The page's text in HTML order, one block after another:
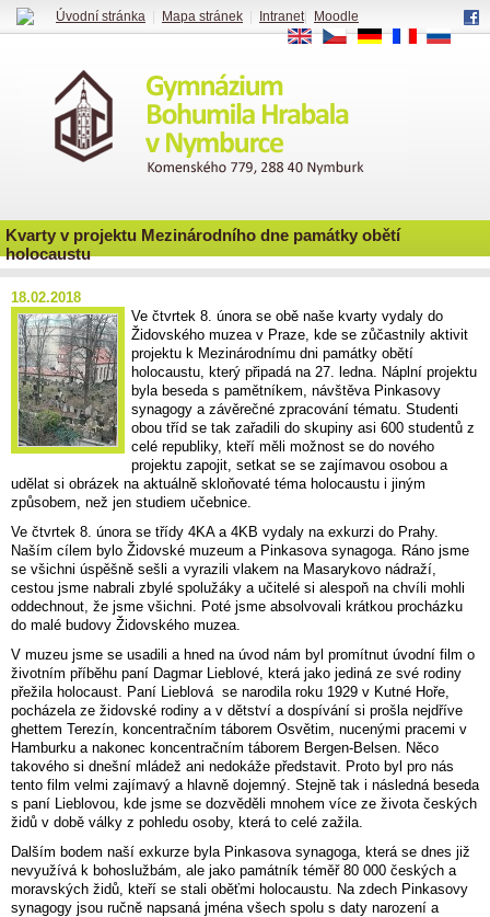
Kvarty v projektu Mezinárodního dne památky obětí
holocaustu
18.02.2018
Ve čtvrtek 8. února se obě naše kvarty vydaly do
Židovského muzea v Praze, kde se zůčastnily aktivit
projektu k Mezinárodnímu dni památky obětí
holocaustu, který připadá na 27. ledna. Náplní projektu
byla beseda s pamětníkem, návštěva Pinkasovy
synagogy a závěrečné zpracování tématu. Studenti
obou tříd se tak zařadili do skupiny asi 600 studentů z
celé republiky, kteří měli možnost se do nového
projektu zapojit, setkat se se zajímavou osobou a
udělat si obrázek na aktuálně skloňovaté téma holocaustu i jiným
způsobem, než jen studiem učebnice.
Ve čtvrtek 8. února se třídy 4KA a 4KB vydaly na exkurzi do Prahy.
Naším cílem bylo Židovské muzeum a Pinkasova synagoga. Ráno jsme
se všichni úspěšně sešli a vyrazili vlakem na Masarykovo nádraží,
cestou jsme nabrali zbylé spolužáky a učitelé si alespoň na chvíli mohli
oddechnout, že jsme všichni. Poté jsme absolvovali krátkou procházku
do malé budovy Židovského muzea.
V muzeu jsme se usadili a hned na úvod nám byl promítnut úvodní film o
životním příběhu paní Dagmar Lieblové, která jako jediná ze své rodiny
přežila holocaust. Paní Lieblová se narodila roku 1929 v Kutné Hoře,
pocházela ze židovské rodiny a v dětství a dospívání si prošla nejdříve
ghettem Terezín, koncentračním táborem Osvětim, nucenými pracemi v
Hamburku a nakonec koncentračním táborem Bergen-Belsen. Něco
takového si dnešní mládež ani nedokáže představit. Proto byl pro nás
tento film velmi zajímavý a hlavně dojemný. Stejně tak i následná beseda
s paní Lieblovou, kde jsme se dozvěděli mnohem více ze života českých
židů v době války z pohledu osoby, která to celé zažila.
Dalším bodem naší exkurze byla Pinkasova synagoga, která se dnes již
nevyužívá k bohoslužbám, ale jako památník téměř 80 000 českých a
moravských židů, kteří se stali oběťmi holocaustu. Na zdech Pinkasovy
synagogy jsou ručně napsaná jména všech spolu s daty narození a
Úvodní stránka Mapa stránek Intranet|
Moodle
EN
CS DE FR RU